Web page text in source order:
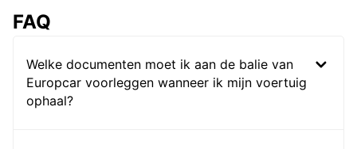
FAQ
Welke documenten moet ik aan de balie van
Europcar voorleggen wanneer ik mijn voertuig
ophaal?